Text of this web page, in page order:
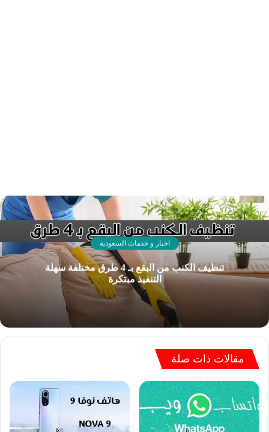
اخبار و خدمات السعودية
تنظيف الكنب من البقع بـ 4 طرق مختلفة سهلة
التنفيذ مبتكرة
مقالات ذات صلة